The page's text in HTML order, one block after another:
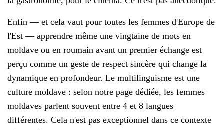
Enfin — et cela vaut pour toutes les femmes d'Europe de
l'Est — apprendre même une vingtaine de mots en
moldave ou en roumain avant un premier échange est
perçu comme un geste de respect sincère qui change la
dynamique en profondeur. Le multilinguisme est une
culture moldave : selon notre page dédiée, les femmes
moldaves parlent souvent entre 4 et 8 langues
différentes. Cela n'est pas exceptionnel dans ce contexte